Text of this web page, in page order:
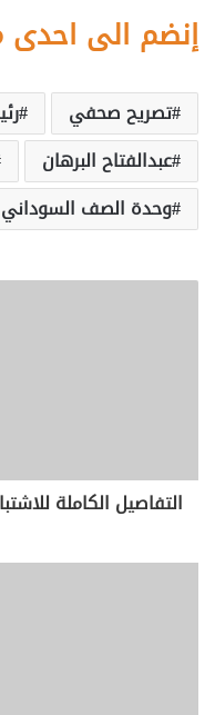
إنضم الى احدى
تصريح صحفي
عبدالفتاح البرهان
وحدة الصف السوداني
التفاصيل الكاملة